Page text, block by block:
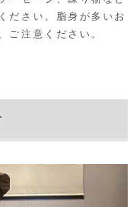
ださい。脂身が多いお
ご注意ください。